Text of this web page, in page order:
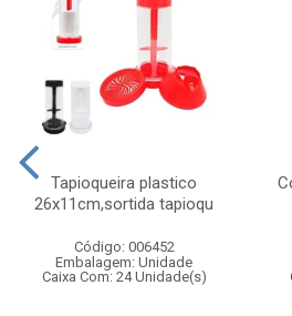
Tapioqueira plastico
26x11cm,sortida tapioqu
Código: 006452
Embalagem: Unidade
Caixa Com: 24 Unidade(s)